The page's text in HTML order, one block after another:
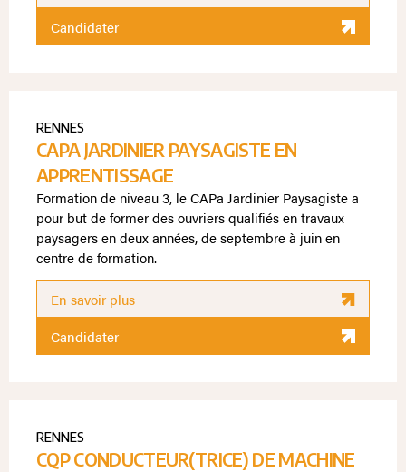
Candidater
RENNES
CAPA JARDINIER PAYSAGISTE EN
APPRENTISSAGE
Formation de niveau 3, le CAPa Jardinier Paysagiste a
pour but de former des ouvriers qualifiés en travaux
paysagers en deux années, de septembre à juin en
centre de formation.
En savoir plus
Candidater
RENNES
CQP CONDUCTEUR(TRICE) DE MACHINE